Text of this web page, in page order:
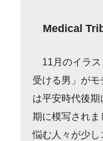
Medical
11月のイラス
受ける男」が
は平安時代後
期に模写され
悩む人々が少